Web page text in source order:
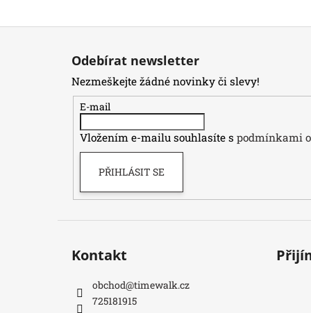
Z
Odebírat newsletter
Nezmeškejte žádné novinky či slevy!
E-mail
Vložením e-mailu souhlasíte s podmínkami
PŘIHLÁSIT SE
Kontakt
obchod@timewalk.cz
725181915